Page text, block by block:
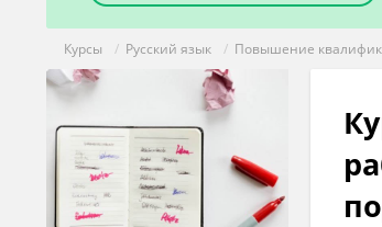
Курсы / Русский язык / Повышение